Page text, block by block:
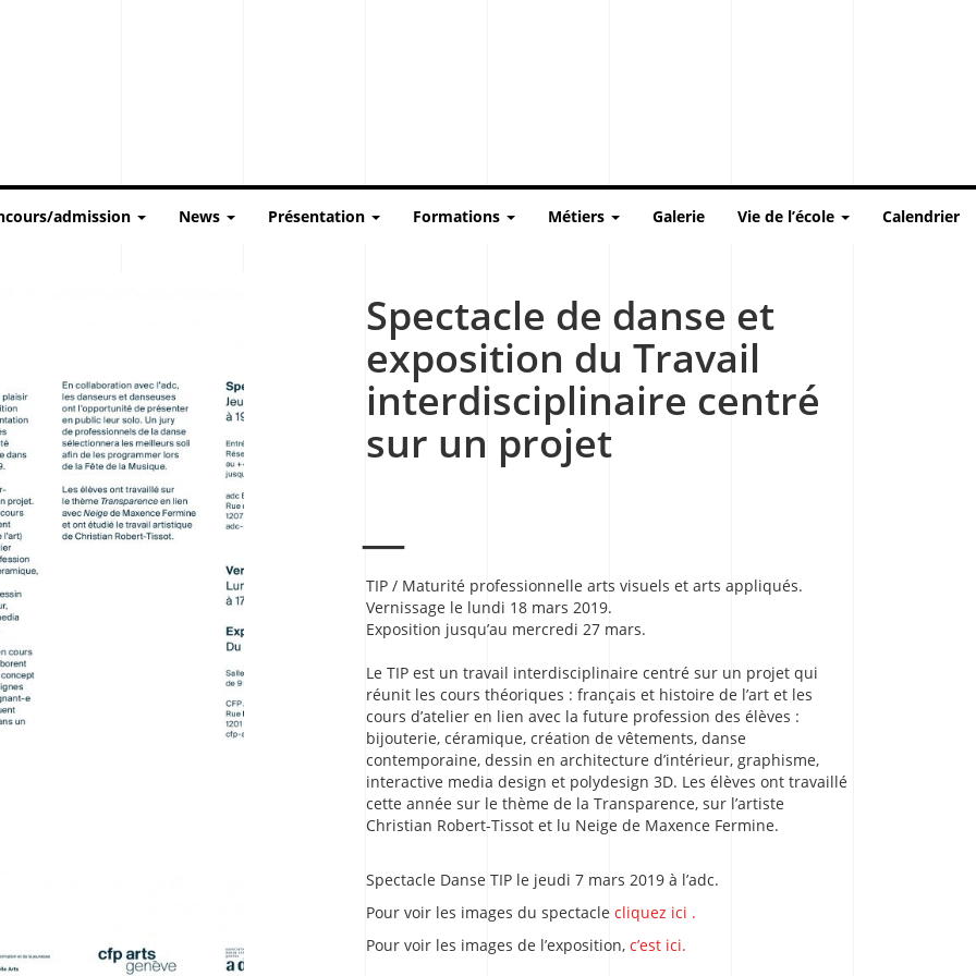
admission News Présentation Formations Métiers Galerie Vie de l’école Calendrier
Spectacle de danse et
exposition du Travail
interdisciplinaire centré
sur un projet
TIP / Maturité professionnelle arts visuels et arts appliqués.
Vernissage le lundi 18 mars 2019.
Exposition jusqu’au mercredi 27 mars.
Le TIP est un travail interdisciplinaire centré sur un projet qui
réunit les cours théoriques : français et histoire de l’art et les
cours d’atelier en lien avec la future profession des élèves :
bijouterie, céramique, création de vêtements, danse
contemporaine, dessin en architecture d’intérieur, graphisme,
interactive media design et polydesign 3D. Les élèves ont travaillé
cette année sur le thème de la Transparence, sur l’artiste
Christian Robert-Tissot et lu Neige de Maxence Fermine.
Spectacle Danse TIP le jeudi 7 mars 2019 à l’adc.
Pour voir les images du spectacle cliquez ici .
Pour voir les images de l’exposition, c’est ici.